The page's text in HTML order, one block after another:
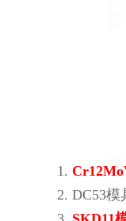
1.
2. DC53模